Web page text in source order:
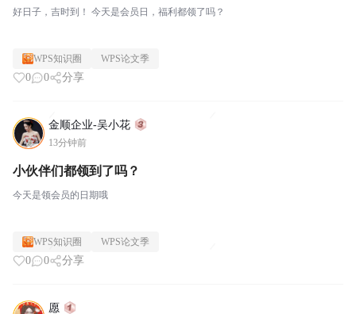
好日子，吉时到！ 今天是会员日，福利都领了吗？
WPS知识圈 WPS论文季
0 0 分享
金顺企业-吴小花
13分钟前
小伙伴们都领到了吗？
今天是领会员的日期哦
WPS知识圈 WPS论文季
0 0 分享
愿